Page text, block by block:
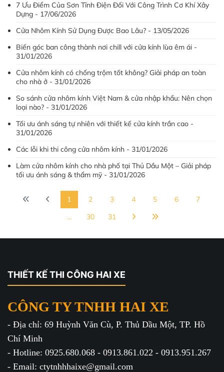
7 Ưu Điểm Của Sơn Tĩnh Điện Đối Với Công Trình Cơ Khí Xây
Dựng - 17/06/2026
Cửa Nhôm Kính Sử Dụng Được Bao Lâu? - 13/05/2026
Biến góc ban công thành nơi chill với cửa kính lùa êm ái -
31/01/2026
Cửa nhôm kính có chống trộm tốt không? Giải pháp an toàn
cho nhà ở - 31/01/2026
So sánh cửa nhôm kính Việt Nam & cửa nhập khẩu: Nên chọn
loại nào? - 31/01/2026
Tối ưu ánh sáng tự nhiên với thiết kế cửa kính trần cao -
31/01/2026
Các lỗi khi thi công cửa nhôm kính - 31/01/2026
Làm cửa nhôm kính cho nhà phố tại Thủ Dầu Một – Giải pháp
tối ưu ánh sáng & thẩm mỹ - 31/01/2026
1 2 3 4 5 6
7
...
30 31
THIẾT KẾ THI CÔNG HAI XE
CÔNG TY TNHH HAI XE
- Địa chỉ: 69 Huỳnh Văn Cù, P. Thủ Dầu Một, TP. Hồ
Chí Minh
- Hotline: 0925.680.068 - 0913.861.022 - 0913.951.267
- Email: ctytnhhhaixe@gmail.com